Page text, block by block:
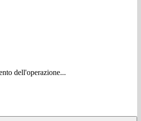
dell'operazione...